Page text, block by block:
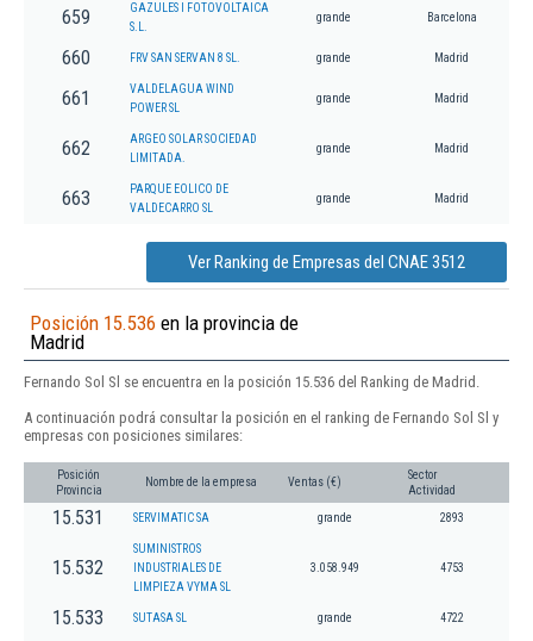
659
GAZULES I FOTOVOLTAICA
S.L.
grande Barcelona
660 FRV SAN SERVAN 8 SL. grande Madrid
661
VALDELAGUA WIND
POWER SL
grande Madrid
662
ARGEO SOLAR SOCIEDAD
LIMITADA.
grande Madrid
663
PARQUE EOLICO DE
VALDECARRO SL
grande Madrid
Ver Ranking de Empresas del CNAE 3512
Posición 15.536 en la provincia de
Madrid
Fernando Sol Sl se encuentra en la posición 15.536 del Ranking de Madrid.
A continuación podrá consultar la posición en el ranking de Fernando Sol Sl y
empresas con posiciones similares:
Posición
Provincia
Nombre de la empresa Ventas (€)
Sector
Actividad
15.531 SERVIMATIC SA grande 2893
15.532
SUMINISTROS
INDUSTRIALES DE
LIMPIEZA VYMA SL
3.058.949 4753
15.533 SUTASA SL grande 4722